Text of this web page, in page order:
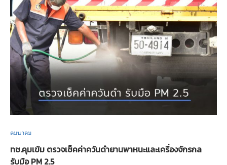
คมนาคม
ทช.คุมเข้ม ตรวจเช็คค่าควันดำยานพาหนะและเครื่องจักรกล
รับมือ PM 2.5